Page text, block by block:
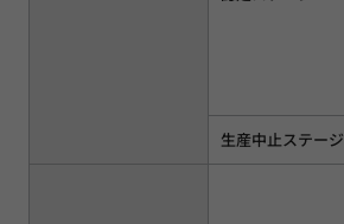
生産中止ステージ